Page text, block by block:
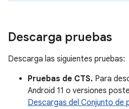
Descarga pruebas
Descarga las siguientes pruebas:
Pruebas de CTS. Para
Android 11 o versiones
Descargas del Conjunto de